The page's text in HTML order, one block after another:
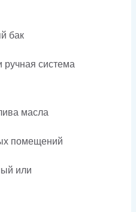
бак
ручная система
масла
помещений
или